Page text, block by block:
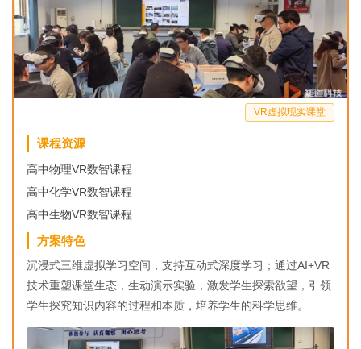
VR虚拟现实课堂
课程资源
高中物理VR数智课程
高中化学VR数智课程
高中生物VR数智课程
方案特色
沉浸式三维虚拟学习空间，支持互动式深度学习；通过AI+VR
技术重塑课堂生态，生动演示实验，激发学生探索欲望，引领
学生探究知识内容的过程和本质，培养学生的科学思维。